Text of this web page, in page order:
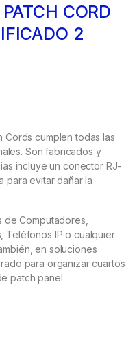
CORD
2
cumplen todas las
Son fabricados y
incluye un conector RJ-
para evitar dañar la
Computadores,
Teléfonos IP o cualquier
en soluciones
para organizar cuartos
patch panel